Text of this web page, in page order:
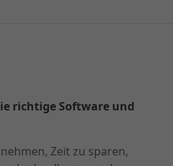
richtige Software und
Zeit zu sparen,